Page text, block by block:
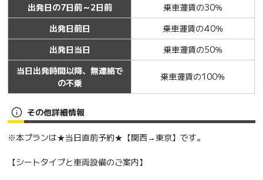
出発日の7日前～2日前
乗車運賃の30％
出発日前日
乗車運賃の40％
出発日当日
乗車運賃の50％
当日出発時間以降、無連絡で
の不乗
乗車運賃の100％
その他詳細情報
※本プランは★当日直前予約★【関西→東京】です。
【シートタイプと車両設備のご案内】